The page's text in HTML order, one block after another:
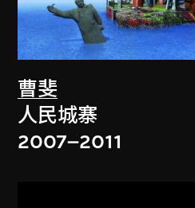
曹斐
人民城寨
2007–2011